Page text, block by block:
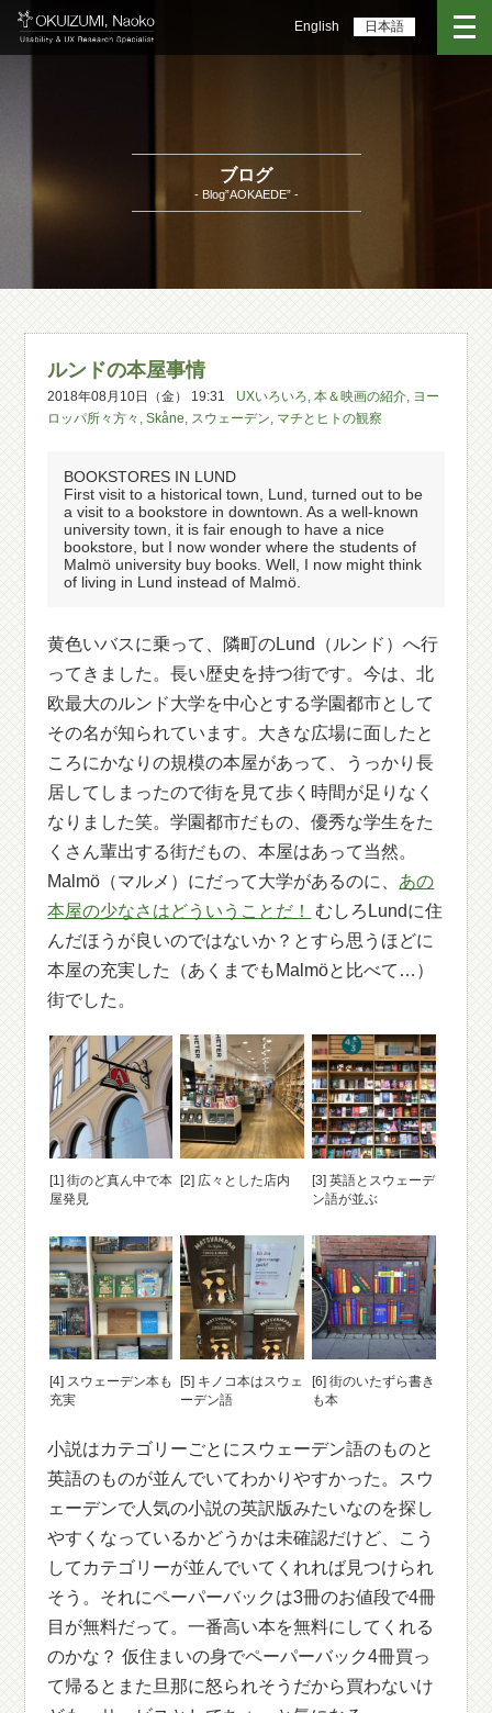
English 日本語
ブログ
- Blog”AOKAEDE” -
ルンドの本屋事情
2018年08月10日（金） 19:31 UXいろいろ,本＆映画の紹介, ヨー
ロッパ所々方々 ,Skåne, スウェーデン, マチとヒトの観察
BOOKSTORES IN LUND
First visit to a historical town, Lund, turned out to be
a visit to a bookstore in downtown. As a well-known
university town, it is fair enough to have a nice
bookstore, but I now wonder where the students of
Malmö university buy books. Well, I now might think
of living in Lund instead of Malmö.
黄色いバスに乗って、隣町のLund（ルンド）へ行
ってきました。長い歴史を持つ街です。今は、北
欧最大のルンド大学を中心とする学園都市として
その名が知られています。大きな広場に面したと
ころにかなりの規模の本屋があって、うっかり長
居してしまったので街を見て歩く時間が足りなく
なりました笑。学園都市だもの、優秀な学生をた
くさん輩出する街だもの、本屋はあって当然。
Malmö（マルメ）にだって大学があるのに、 あの
本屋の少なさはどういうことだ！
むしろLundに住
んだほうが良いのではないか？とすら思うほどに
本屋の充実した（あくまでもMalmöと比べて…）
街でした。
[1] 街のど真ん中で本
屋発見
[2] 広々とした店内
[3] 英語とスウェーデ
ン語が並ぶ
[4] スウェーデン本も
充実
[5] キノコ本はスウェ
ーデン語
[6] 街のいたずら書き
も本
小説はカテゴリーごとにスウェーデン語のものと
英語のものが並んでいてわかりやすかった。スウ
ェーデンで人気の小説の英訳版みたいなのを探し
やすくなっているかどうかは未確認だけど、こう
してカテゴリーが並んでいてくれれば見つけられ
そう。それにペーパーバックは3冊のお値段で4冊
目が無料だって。一番高い本を無料にしてくれる
のかな？ 仮住まいの身でペーパーバック4冊買っ
て帰るとまた旦那に怒られそうだから買わないけ